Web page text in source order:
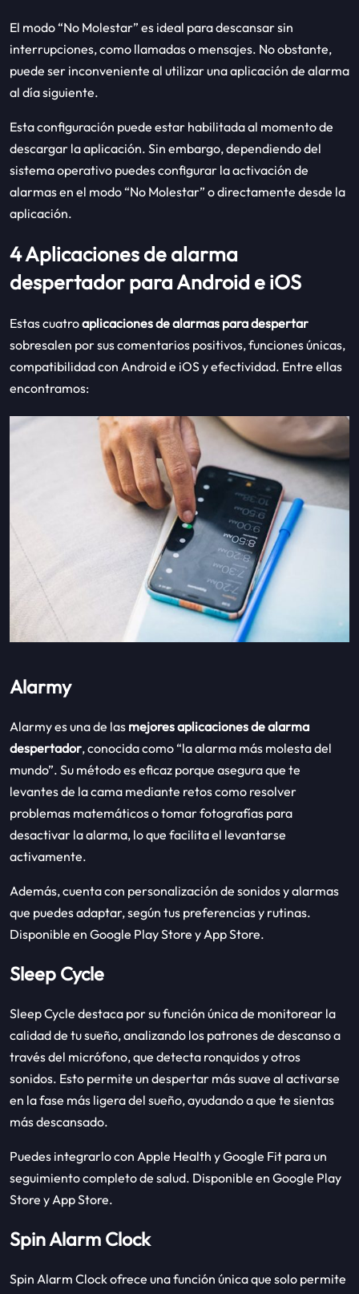
El modo “No Molestar” es ideal para descansar sin
interrupciones, como llamadas o mensajes. No obstante,
puede ser inconveniente al utilizar una aplicación de alarma
al día siguiente.
Esta configuración puede estar habilitada al momento de
descargar la aplicación. Sin embargo, dependiendo del
sistema operativo puedes configurar la activación de
alarmas en el modo “No Molestar” o directamente desde la
aplicación.
4 Aplicaciones de alarma
despertador para Android e iOS
Estas cuatroaplicaciones de alarmas para despertar
sobresalen por sus comentarios positivos, funciones únicas,
compatibilidad con Android e iOS y efectividad. Entre ellas
encontramos:
Alarmy
Alarmy es una de las mejores aplicaciones de alarma
despertador, conocida como “la alarma más molesta del
mundo”. Su método es eficaz porque asegura que te
levantes de la cama mediante retos como resolver
problemas matemáticos o tomar fotografías para
desactivar la alarma, lo que facilita el levantarse
activamente.
Además, cuenta con personalización de sonidos y alarmas
que puedes adaptar, según tus preferencias y rutinas.
Disponible en Google Play Store y App Store.
Sleep Cycle
Sleep Cycle destaca por su función única de monitorear la
calidad de tu sueño, analizando los patrones de descanso a
través del micrófono, que detecta ronquidos y otros
sonidos. Esto permite un despertar más suave al activarse
en la fase más ligera del sueño, ayudando a que te sientas
más descansado.
Puedes integrarlo con Apple Health y Google Fit para un
seguimiento completo de salud. Disponible en Google Play
Store y App Store.
Spin Alarm Clock
Spin Alarm Clock ofrece una función única que solo permite